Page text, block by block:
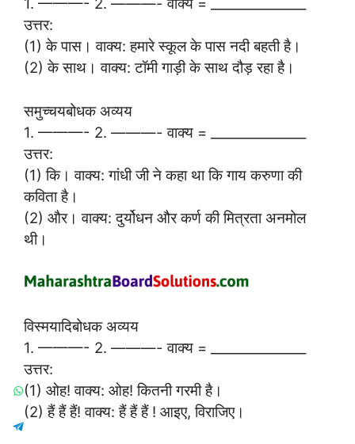
उत्तर:
(1) के पास। वाक्य: हमारे स्कूल के पास नदी बहती है।
(2) के साथ। वाक्य: टॉमी गाड़ी के साथ दौड़ रहा है।
समुच्चयबोधक अव्यय
1. ———- 2. ———- वाक्य = _______________
उत्तर:
(1) कि। वाक्य: गांधी जी ने कहा था कि गाय करुणा की
कविता है।
(2) और। वाक्य: दुर्योधन और कर्ण की मित्रता अनमोल
थी।
विस्मयादिबोधक अव्यय
1. ———- 2. ———- वाक्य = _______________
उत्तर:
(1) ओह! वाक्य: ओह! कितनी गरमी है।
(2) हैं हैं हैं! वाक्य: हैं हैं हैं ! आइए, विराजिए।